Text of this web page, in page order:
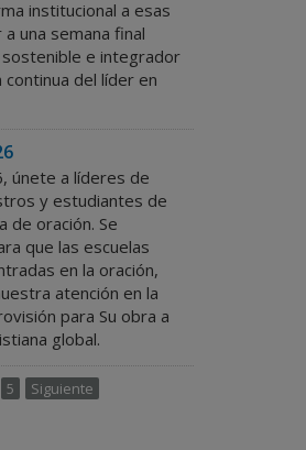
institucional a esas
una semana final
e integrador
del líder en
únete a líderes de
y estudiantes de
de oración. Se
que las escuelas
en la oración,
atención en la
para Su obra a
global.
5 Siguiente